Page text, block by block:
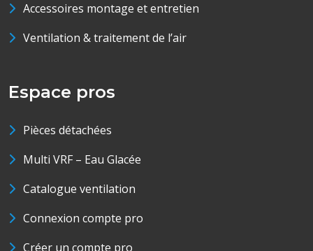
Accessoires montage et entretien
Ventilation & traitement de l’air
Espace pros
Pièces détachées
Multi VRF – Eau Glacée
Catalogue ventilation
Connexion compte pro
Créer un compte pro